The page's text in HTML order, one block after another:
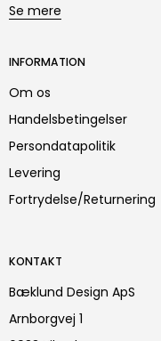
Se mere
INFORMATION
Om os
Handelsbetingelser
Persondatapolitik
Levering
Fortrydelse/Returnering
KONTAKT
Bæklund Design ApS
Arnborgvej 1